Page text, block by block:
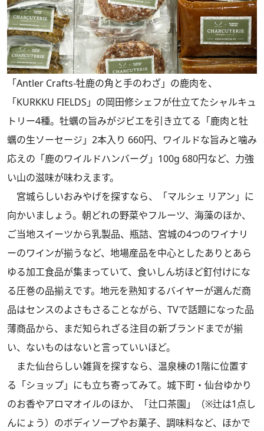
「Antler Crafts-牡鹿の角と手のわざ」の鹿肉を、
「KURKKU FIELDS」の岡田修シェフが仕立てたシャルキュ
トリー4種。牡蠣の旨みがジビエを引き立てる「鹿肉と牡
蠣の生ソーセージ」2本入り 660円、ワイルドな旨みと噛み
応えの「鹿のワイルドハンバーグ」100g 680円など、力強
い山の滋味が味わえます。
宮城らしいおみやげを探すなら、「マルシェ リアン」に
向かいましょう。朝どれの野菜やフルーツ、海藻のほか、
ご当地スイーツから乳製品、瓶詰、宮城の4つのワイナリ
ーのワインが揃うなど、地場産品を中心としたありとあら
ゆる加工食品が集まっていて、食いしん坊ほど釘付けにな
る圧巻の品揃えです。地元を熟知するバイヤーが選んだ商
品はセンスのよさもさることながら、TVで話題になった品
薄商品から、まだ知られざる注目の新ブランドまでが揃
い、ないものはないと言っていいほど。
また仙台らしい雑貨を探すなら、温泉棟の1階に位置す
る「ショップ」にも立ち寄ってみて。城下町・仙台ゆかり
のお香やアロマオイルのほか、「辻口茶園」（※辻は1点し
んにょう）のボディソープやお菓子、調味料など、ほかで